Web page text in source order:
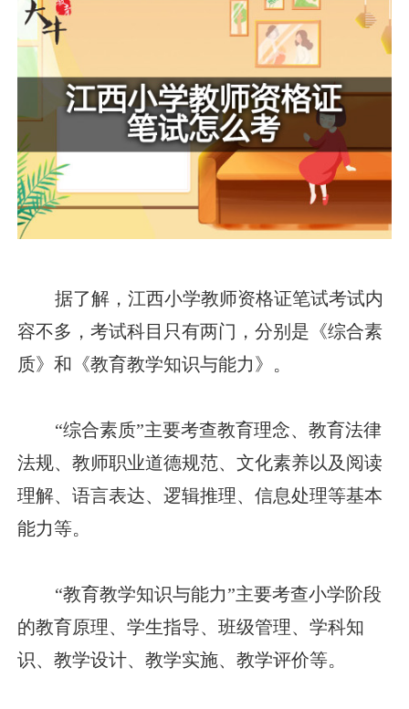
据了解，江西小学教师资格证笔试考试内
容不多，考试科目只有两门，分别是《综合素
质》和《教育教学知识与能力》。
“综合素质”主要考查教育理念、教育法律
法规、教师职业道德规范、文化素养以及阅读
理解、语言表达、逻辑推理、信息处理等基本
能力等。
“教育教学知识与能力”主要考查小学阶段
的教育原理、学生指导、班级管理、学科知
识、教学设计、教学实施、教学评价等。